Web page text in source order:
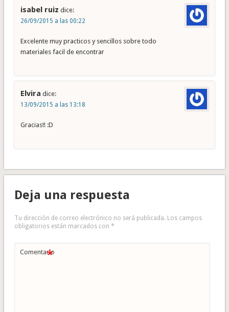
isabel ruiz dice:
26/09/2015 a las 00:22
Excelente muy practicos y sencillos sobre todo
materiales facil de encontrar
Elvira dice:
13/09/2015 a las 13:18
Gracias!! :D
Deja una respuesta
Tu dirección de correo electrónico no será publicada. Los campos
obligatorios están marcados con *
Comentario
*